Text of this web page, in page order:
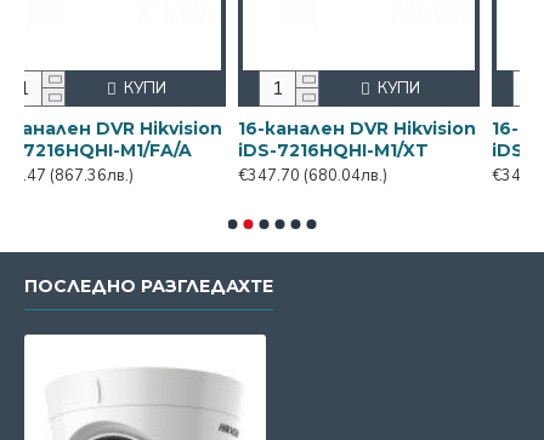
16-канален DVR Hikvision
iDS-7216HQHI-M2/S(C)
€347.70
(680.04лв.)
16-канален DVR
iDS-7216HQHI-M2/XT
€404.70
(791.52лв.)
ПОСЛЕДНО РАЗГЛЕДАХТЕ